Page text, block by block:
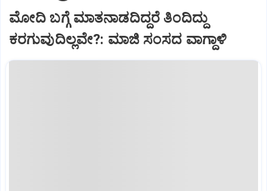
ಮೋದಿ ಬಗ್ಗೆ ಮಾತನಾಡದಿದ್ದರೆ ತಿಂದಿದ್ದು
ಕರಗುವುದಿಲ್ಲವೇ?: ಮಾಜಿ ಸಂಸದ ವಾಗ್ದಾಳಿ